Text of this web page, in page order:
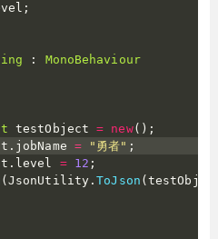
;
:
MonoBehaviour
testObject = new( ) ;
. jobName = "勇者" ;
. level = 12 ;
( JsonUtility .ToJson (